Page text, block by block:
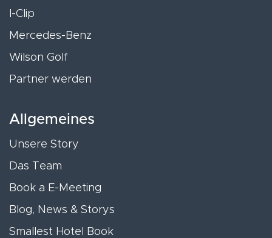
I-Clip
Mercedes-Benz
Wilson Golf
Partner werden
Allgemeines
Unsere Story
Das Team
Book a E-Meeting
Blog, News & Storys
Smallest Hotel Book